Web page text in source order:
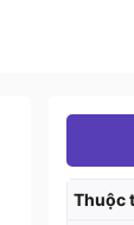
Thuộc